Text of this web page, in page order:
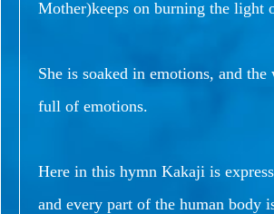
Mother)keeps on burning the light
She is soaked in emotions, and the
full of emotions.
Here in this hymn Kakaji is
and every part of the human body